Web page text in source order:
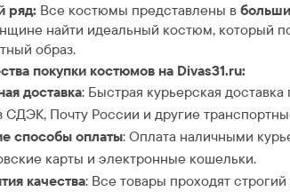
ряд: Все костюмы представлены в
найти идеальный костюм, который
образ.
покупки костюмов на Divas31.ru:
доставка: Быстрая курьерская
СДЭК, Почту России и другие
способы оплаты: Оплата наличными
карты и электронные кошельки.
качества: Все товары проходят